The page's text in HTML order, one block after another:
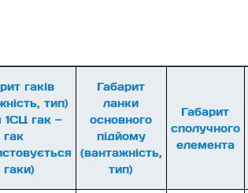
гаків
тип)
1СЦ гак —
гак
гаки)
Габарит
ланки
основного
підйому
(вантажність,
тип)
Габарит
сполучного
елемента